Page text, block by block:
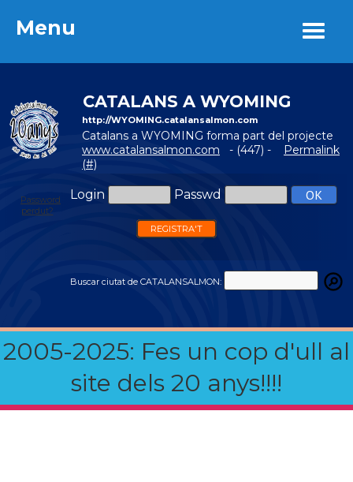
Menu
CATALANS A WYOMING
http://WYOMING.catalansalmon.com
Catalans a WYOMING forma part del projecte
www.catalansalmon.com - (447) - Permalink
(#)
Login Passwd
Password
perdut?
REGISTRA'T
Buscar ciutat de CATALANSALMON:
2005-2025: Fes un cop d'ull al
site dels 20 anys!!!!
Menu